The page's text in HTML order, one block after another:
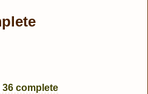
complete